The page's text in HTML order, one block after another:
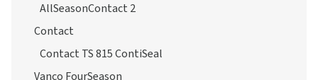
AllSeasonContact 2
Contact
Contact TS 815 ContiSeal
Vanco FourSeason